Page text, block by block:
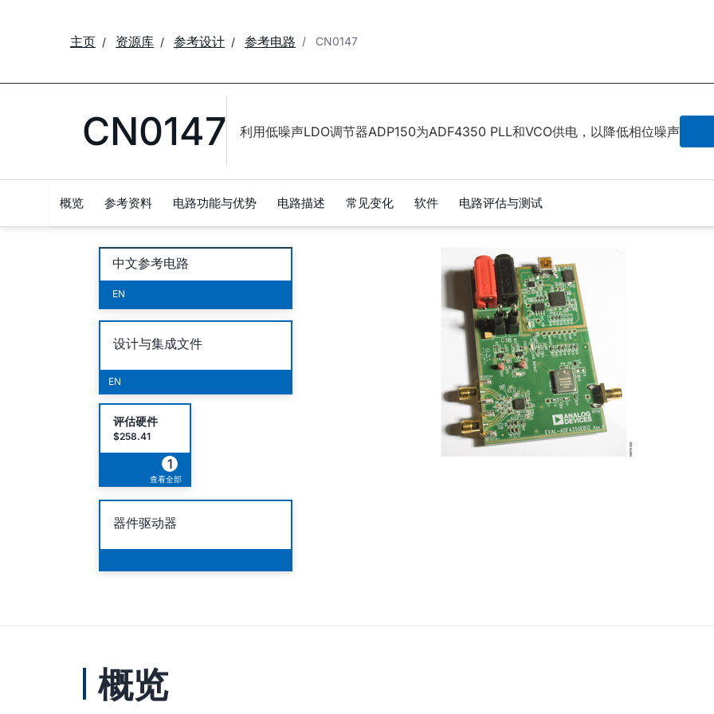
主页 资源库 参考设计 参考电路 CN0147
CN0147 利用低噪声LDO调节器ADP150为ADF4350 PLL和VCO供电，以降低相位噪声
概览 参考资料 电路功能与优势 电路描述 常见变化 软件 电路评估与测试
中文参考电路
EN
设计与集成文件
EN
评估硬件
$258.41
1
查看全部
器件驱动器
概览